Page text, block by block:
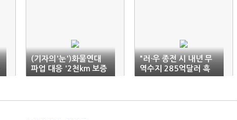
(기자의'눈')화물연대
파업 대응 '2천km 보증
연장' 답 아니다
"러·우 종전 시 내년 무
역수지 285억달러 흑
자"